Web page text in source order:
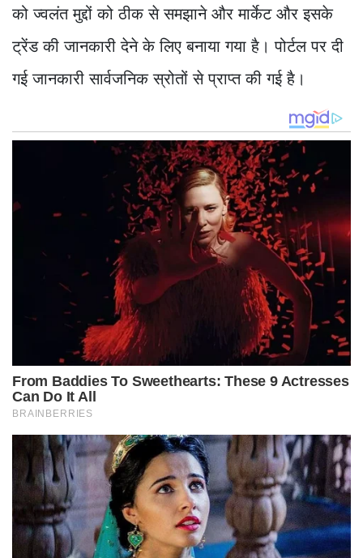
को ज्वलंत मुद्दों को ठीक से समझाने और मार्केट और इसके
ट्रेंड की जानकारी देने के लिए बनाया गया है। पोर्टल पर दी
गई जानकारी सार्वजनिक स्रोतों से प्राप्त की गई है।